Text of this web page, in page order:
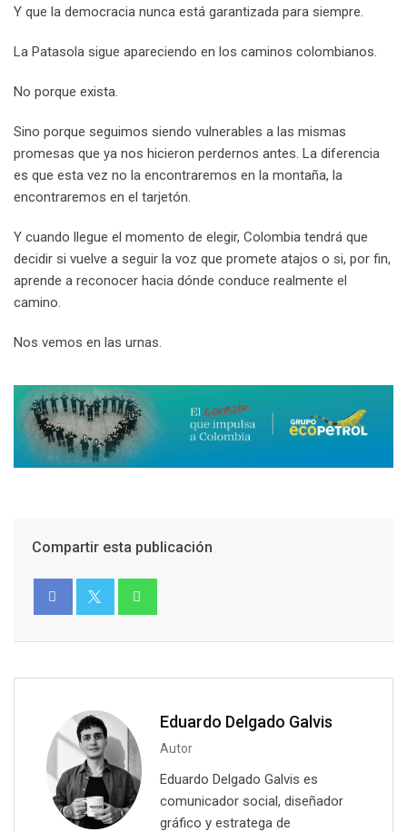
Y que la democracia nunca está garantizada para siempre.
La Patasola sigue apareciendo en los caminos colombianos.
No porque exista.
Sino porque seguimos siendo vulnerables a las mismas
promesas que ya nos hicieron perdernos antes. La diferencia
es que esta vez no la encontraremos en la montaña, la
encontraremos en el tarjetón.
Y cuando llegue el momento de elegir, Colombia tendrá que
decidir si vuelve a seguir la voz que promete atajos o si, por fin,
aprende a reconocer hacia dónde conduce realmente el
camino.
Nos vemos en las urnas.
Compartir esta publicación
Eduardo Delgado Galvis
Autor
Eduardo Delgado Galvis es
comunicador social, diseñador
gráfico y estratega de